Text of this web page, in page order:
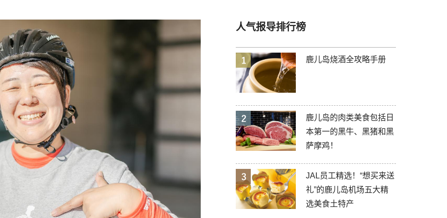
人气报导排行榜
鹿儿岛烧酒全攻略手册
鹿儿岛的肉类美食包括日
本第一的黑牛、黑猪和黑
萨摩鸡！
JAL员工精选！“想买来送
礼”的鹿儿岛机场五大精
选美食土特产